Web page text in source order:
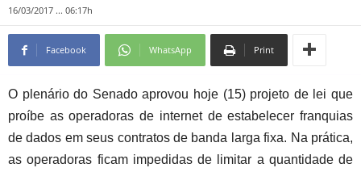
16/03/2017 ... 06:17h
Facebook WhatsApp Print
O plenário do Senado aprovou hoje (15) projeto de lei que
proíbe as operadoras de internet de estabelecer franquias
de dados em seus contratos de banda larga fixa. Na prática,
as operadoras ficam impedidas de limitar a quantidade de